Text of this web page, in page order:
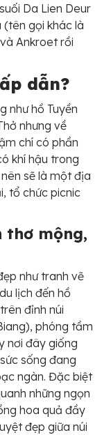
Da Lien Deur
(tên gọi khác là
Ankroet rồi
dẫn?
như hồ Tuyền
nhưng về
chí có phần
khí hậu trong
sẽ là một địa
tổ chức picnic
thơ mộng,
như tranh vẽ
lịch đến hồ
đỉnh núi
phóng tầm
nơi đây giống
sống đang
ngàn. Đặc biệt
những ngọn
hoa quả đầy
đẹp giữa núi